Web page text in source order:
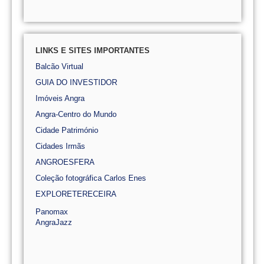
LINKS E SITES IMPORTANTES
Balcão Virtual
GUIA DO INVESTIDOR
Imóveis Angra
Angra-Centro do Mundo
Cidade Património
Cidades Irmãs
ANGROESFERA
Coleção fotográfica Carlos Enes
EXPLORETERECEIRA
Panomax
AngraJazz